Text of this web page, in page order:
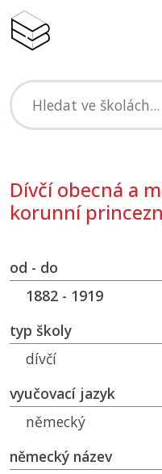
Dívčí obecná a
korunní
od - do
1882 - 1919
typ školy
dívčí
vyučovací jazyk
německý
německý název